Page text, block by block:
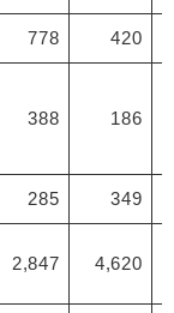
778 420
388 186
285 349
2,847 4,620